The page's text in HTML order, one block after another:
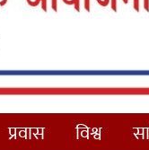
प्रवास विश्व